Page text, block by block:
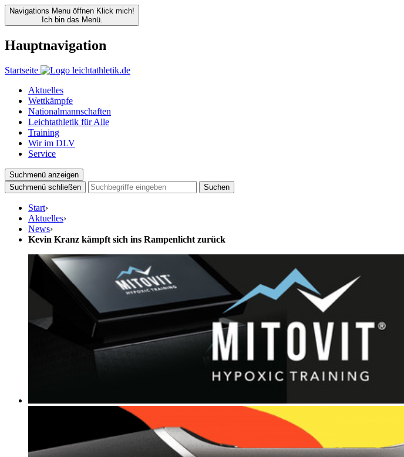
Navigations Menu öffnen Klick mich!
Ich bin das Menü.
Hauptnavigation
Startseite
Aktuelles
Wettkämpfe
Nationalmannschaften
Leichtathletik für Alle
Training
Wir im DLV
Service
Suchmenü anzeigen
Suchmenü schließen
Suchen
Start›
Aktuelles›
News›
Kevin Kranz kämpft sich ins Rampenlicht zurück